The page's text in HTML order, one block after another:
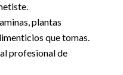
plantas
que tomas.
profesional de